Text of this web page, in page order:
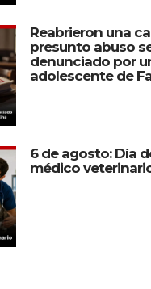
Reabrieron una
presunto abuso
denunciado por
adolescente de
6 de agosto: Día
médico